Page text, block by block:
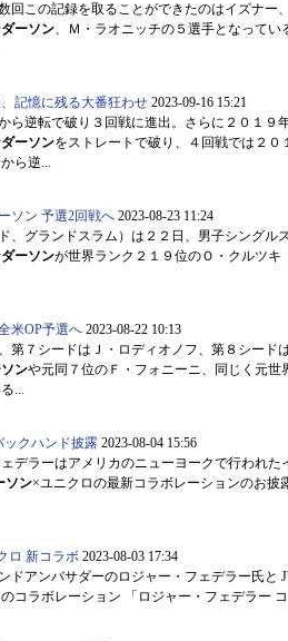
回この記録を取ることができたのはイズナー
ーソン、Ｍ・ラオニッチの５選手となってい
記憶に残る大番狂わせ 2023-09-16 15:21
ら逆転で破り３回戦に進出。さらに２０１９
ーソンをストレートで破り、４回戦では２
ら逆...
ソン 予選2回戦へ 2023-08-23 11:24
、グランドスラム）は２２日、男子シングル
ーソンが世界ランク２１９位のＯ・クルツキ
米OP予選へ 2023-08-22 10:13
第７シードはＪ・ロディオノフ、第８シード
ンや元同７位のＦ・フォニーニ、同じく元
...
ックハンド披露 2023-08-04 15:56
デラーはアメリカのニューヨークで行われ
ソン×ユニクロの最新コラボレーションのお披
ロ 新コラボ 2023-08-03 17:34
ドアンバサダーのロジャー・フェデラー氏と
のコラボレーション 「ロジャー・フェデラー